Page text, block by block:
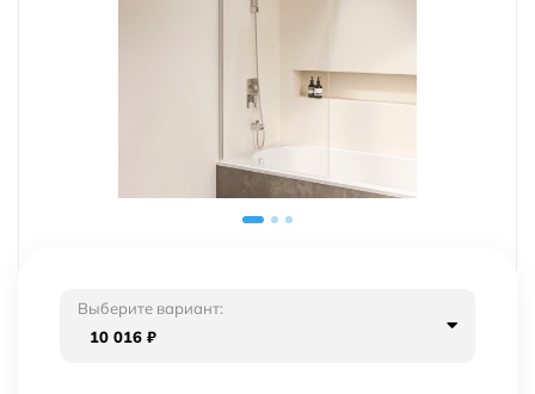
Выберите вариант:
10 016 ₽